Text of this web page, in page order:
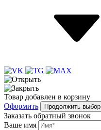
Товар добавлен в корзину
Оформить
Продолжить выбор
Заказать обратный звонок
Ваше имя